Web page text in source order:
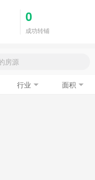
0
成功转铺
行业 面积